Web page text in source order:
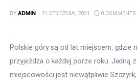
Podróże
BY ADMIN 21 STYCZNIA, 2021 0 COMMENTS
Polskie góry są od lat miejscem,
przyjeżdża o każdej porze roku. Jedną
miejscowości jest niewątpliwie